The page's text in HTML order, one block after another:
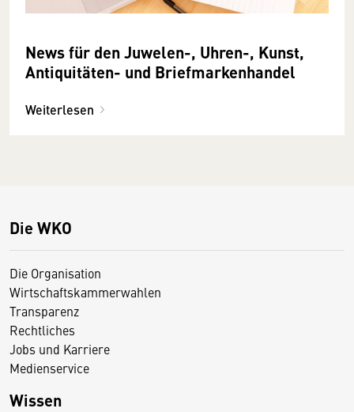
News für den Juwelen-, Uhren-, Kunst,
Antiquitäten- und Briefmarkenhandel
Weiterlesen
Die WKO
Die Organisation
Wirtschaftskammerwahlen
Transparenz
Rechtliches
Jobs und Karriere
Medienservice
Wissen